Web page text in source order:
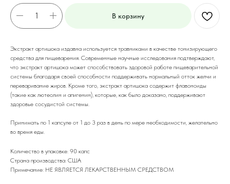
В корзину
Экстракт артишока издавна используется травниками в качестве тонизирующего
средства для пищеварения. Современные научные исследования подтверждают,
что экстракт артишока может способствовать здоровой работе пищеварительной
системы благодаря своей способности поддерживать нормальный отток желчи и
переваривание жиров. Кроме того, экстракт артишока содержит флавоноиды
(такие как лютеолин и апигенин), которые, как было доказано, поддерживают
здоровье сосудистой системы.
Принимать по 1 капсуле от 1 до 3 раз в день по мере необходимости, желательно
во время еды.
Количество в упаковке: 90 капс
Страна производства: США
Примечание: НЕ ЯВЛЯЕТСЯ ЛЕКАРСТВЕННЫМ СРЕДСТВОМ